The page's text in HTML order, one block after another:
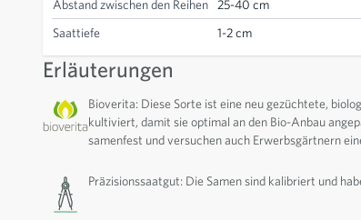
Abstand zwischen den Reihen
25-40 cm
Saattiefe
1-2 cm
Erläuterungen
Bioverita: Diese Sorte ist eine neu gezüchtete,
kultiviert, damit sie optimal an den Bio-Anbau
samenfest und versuchen auch Erwerbsgärtnern
Präzisionssaatgut: Die Samen sind kalibriert und